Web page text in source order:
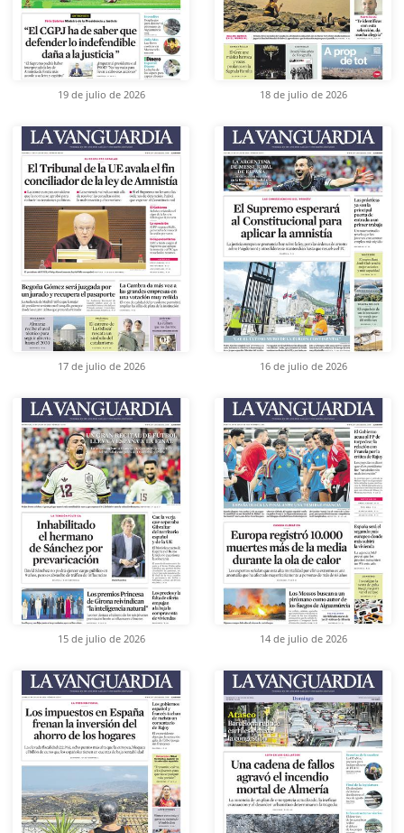
19 de julio de 2026 18 de julio de 2026
17 de julio de 2026 16 de julio de 2026
15 de julio de 2026 14 de julio de 2026